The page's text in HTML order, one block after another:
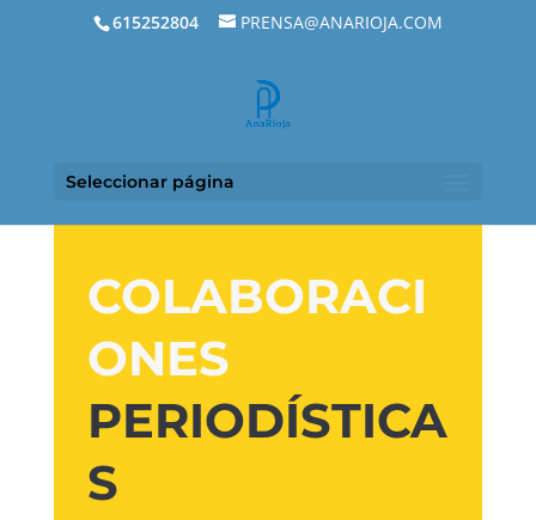
615252804 PRENSA@ANARIOJA.COM
Seleccionar página
COLABORACI
ONES
PERIODÍSTICA
S